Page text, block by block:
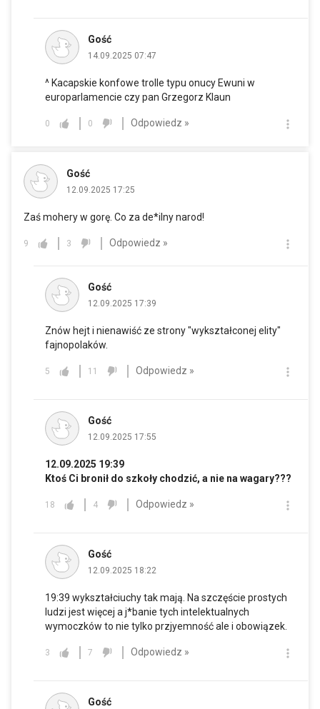
Gość
14.09.2025 07:47
^ Kacapskie konfowe trolle typu onucy Ewuni w
europarlamencie czy pan Grzegorz Klaun
0 0 Odpowiedz »
Gość
12.09.2025 17:25
Zaś mohery w gorę. Co za de*ilny narod!
9 3 Odpowiedz »
Gość
12.09.2025 17:39
Znów hejt i nienawiść ze strony "wykształconej elity"
fajnopolaków.
5 11 Odpowiedz »
Gość
12.09.2025 17:55
12.09.2025 19:39
Ktoś Ci bronił do szkoły chodzić, a nie na wagary???
18 4 Odpowiedz »
Gość
12.09.2025 18:22
19:39 wykształciuchy tak mają. Na szczęście prostych
ludzi jest więcej a j*banie tych intelektualnych
wymoczków to nie tylko przjyemność ale i obowiązek.
3 7 Odpowiedz »
Gość